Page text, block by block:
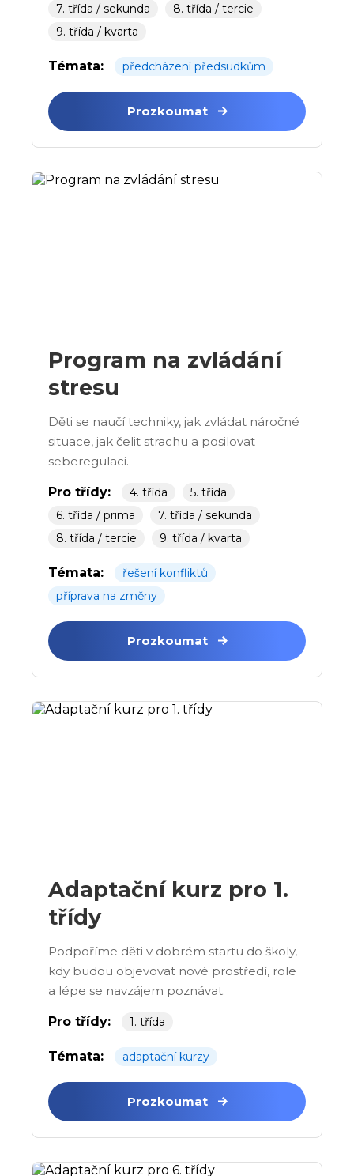
7. třída / sekunda
8. třída / tercie
9. třída / kvarta
Témata: předcházení předsudkům
Prozkoumat
Program na zvládání
stresu
Děti se naučí techniky, jak zvládat náročné
situace, jak čelit strachu a posilovat
seberegulaci.
Pro třídy: 4. třída
5. třída
6. třída / prima
7. třída / sekunda
8. třída / tercie
9. třída / kvarta
Témata:
řešení konfliktů
příprava na změny
Prozkoumat
Adaptační kurz pro 1.
třídy
Podpoříme děti v dobrém startu do školy,
kdy budou objevovat nové prostředí, role
a lépe se navzájem poznávat.
Pro třídy: 1. třída
Témata: adaptační kurzy
Prozkoumat